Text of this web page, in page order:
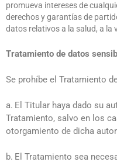
promueva intereses de
derechos y garantías de
datos relativos a la salud, a la
Tratamiento de datos
Se prohíbe el Tratamiento
a. El Titular haya dado su
Tratamiento, salvo en los
otorgamiento de dicha
b. El Tratamiento sea